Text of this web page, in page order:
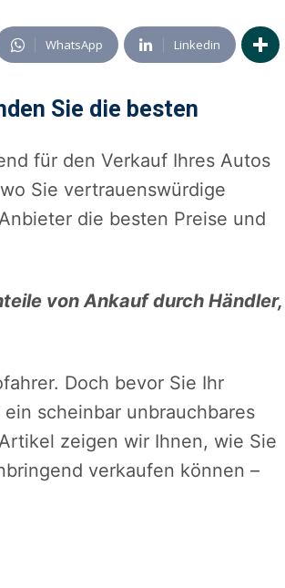
WhatsApp Linkedin
Sie die besten
für den Verkauf Ihres Autos
Sie vertrauenswürdige
die besten Preise und
von Ankauf durch Händler,
Doch bevor Sie Ihr
scheinbar unbrauchbares
zeigen wir Ihnen, wie Sie
verkaufen können –